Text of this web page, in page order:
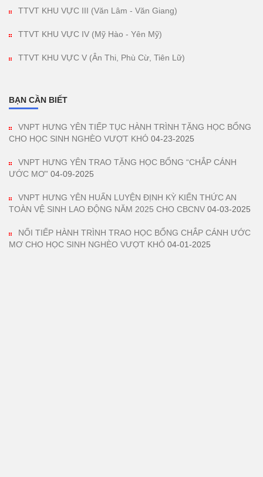
TTVT KHU VỰC III (Văn Lâm - Văn Giang)
TTVT KHU VỰC IV (Mỹ Hào - Yên Mỹ)
TTVT KHU VỰC V (Ân Thi, Phù Cừ, Tiên Lữ)
BẠN CẦN BIẾT
VNPT HƯNG YÊN TIẾP TỤC HÀNH TRÌNH TẶNG HỌC BỔNG
CHO HỌC SINH NGHÈO VƯỢT KHÓ 04-23-2025
VNPT HƯNG YÊN TRAO TẶNG HỌC BỔNG “CHẮP CÁNH
ƯỚC MƠ” 04-09-2025
VNPT HƯNG YÊN HUẤN LUYỆN ĐỊNH KỲ KIẾN THỨC AN
TOÀN VỆ SINH LAO ĐỘNG NĂM 2025 CHO CBCNV 04-03-2025
NỐI TIẾP HÀNH TRÌNH TRAO HỌC BỔNG CHẮP CÁNH ƯỚC
MƠ CHO HỌC SINH NGHÈO VƯỢT KHÓ 04-01-2025